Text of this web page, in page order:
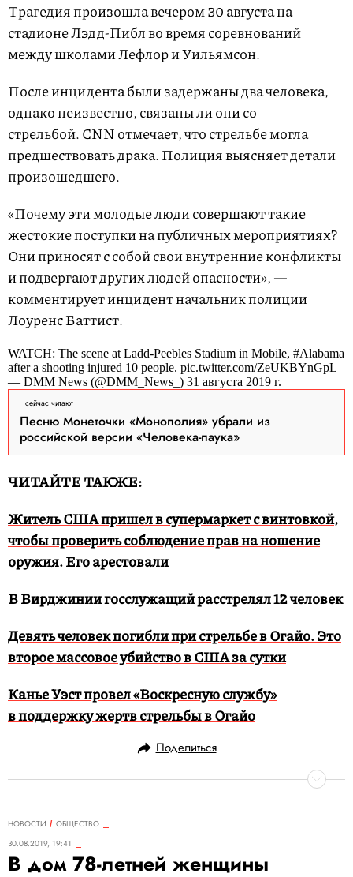
Трагедия произошла вечером 30 августа на
стадионе Лэдд-Пибл во время соревнований
между школами Лефлор и Уильямсон.
После инцидента были задержаны два человека,
однако неизвестно, связаны ли они со
стрельбой. CNN отмечает, что стрельбе могла
предшествовать драка. Полиция выясняет детали
произошедшего.
«Почему эти молодые люди совершают такие
жестокие поступки на публичных мероприятиях?
Они приносят с собой свои внутренние конфликты
и подвергают других людей опасности», —
комментирует инцидент начальник полиции
Лоуренс Баттист.
WATCH: The scene at Ladd-Peebles Stadium in Mobile, #Alabama
after a shooting injured 10 people. pic.twitter.com/ZeUKBYnGpL
— DMM News (@DMM_News_) 31 августа 2019 г.
сейчас читают
Песню Монеточки «Монополия» убрали из
российской версии «Человека-паука»
ЧИТАЙТЕ ТАКЖЕ:
Житель США пришел в супермаркет с винтовкой,
чтобы проверить соблюдение прав на ношение
оружия. Его арестовали
В Вирджинии госслужащий расстрелял 12 человек
Девять человек погибли при стрельбе в Огайо. Это
второе массовое убийство в США за сутки
Канье Уэст провел «Воскресную службу»
в поддержку жертв стрельбы в Огайо
Поделиться
НОВОСТИ
ОБЩЕСТВО
30.08.2019, 19:41
В дом 78-летней женщины